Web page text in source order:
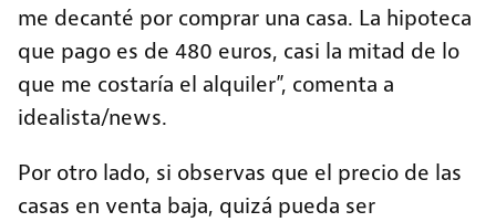
me decanté por comprar una casa. La hipoteca
que pago es de 480 euros, casi la mitad de lo
que me costaría el alquiler”, comenta a
idealista/news.
Por otro lado, si observas que el precio de las
casas en venta baja, quizá pueda ser